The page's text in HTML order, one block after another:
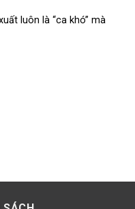
luôn là “ca khó” mà